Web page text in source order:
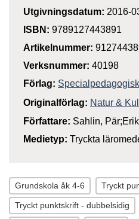
Utgivningsdatum: 2016-
ISBN: 9789127443891
Artikelnummer:
Verksnummer: 40198
Förlag:
Originalförlag: Natur &
Författare: Sahlin,
Medietyp: Tryckta
Grundskola åk 4-6 Tryckt
Tryckt punktskrift - dubbelsidig